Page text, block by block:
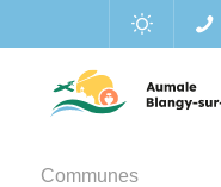
Communes